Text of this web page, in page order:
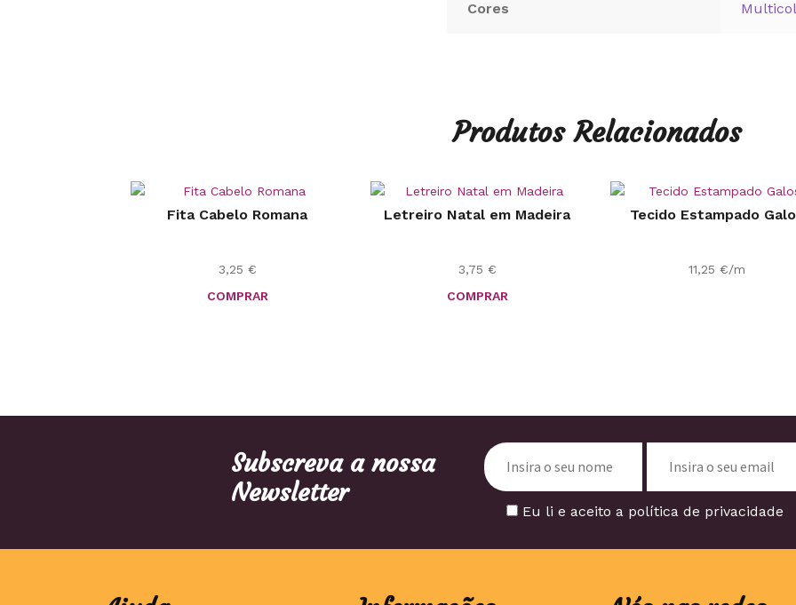
Cores
Produtos Relacionados
Fita Cabelo Romana
3,25 €
COMPRAR
Letreiro Natal em Madeira
3,75 €
COMPRAR
Tecido Estampado
11,25 €/m
Subscreva a nossa
Newsletter
Eu li e aceito a política de privacidade